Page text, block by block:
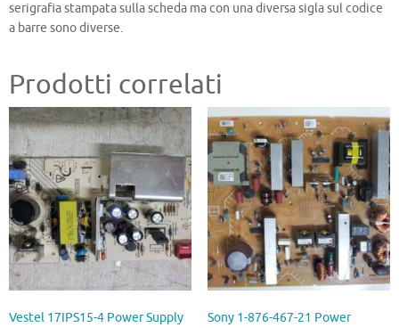
serigrafia stampata sulla scheda ma con una diversa sigla sul codice
a barre sono diverse.
Prodotti correlati
Vestel 17IPS15-4 Power Supply
Sony 1-876-467-21 Power